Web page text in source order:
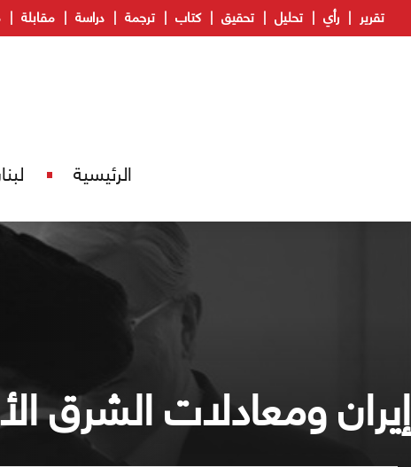
تقرير رأي تحليل تحقيق كتاب ترجمة دراسة مقابلة
الرئيسية
إيران ومعادلات الشرق